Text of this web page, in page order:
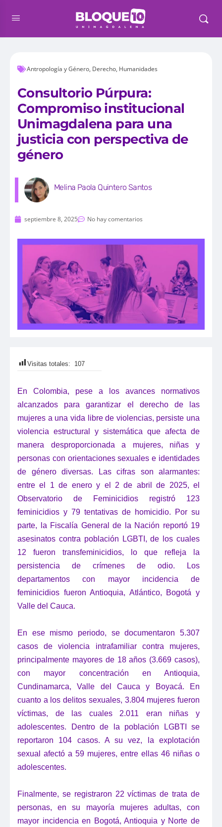
Antropología y Género, Derecho, Humanidades
Consultorio Púrpura:
Compromiso institucional
Unimagdalena para una
justicia con perspectiva de
género
Melina Paola Quintero Santos
septiembre 8, 2025 No hay comentarios
Visitas totales: 107
En Colombia, pese a los avances normativos
alcanzados para garantizar el derecho de las
mujeres a una vida libre de violencias, persiste una
violencia estructural y sistemática que afecta de
manera desproporcionadaa mujeres, niñas y
personas con orientaciones sexuales e identidades
de género diversas. Las cifras son alarmantes:
entre el 1 de enero y el 2 de abril de 2025, el
Observatorio de Feminicidios registró 123
feminicidios y 79 tentativas de homicidio. Por su
parte, la Fiscalía General de la Nación reportó 19
asesinatos contra población LGBTI, de los cuales
12 fueron transfeminicidios, lo que refleja la
persistencia de crímenes de odio. Los
departamentos con mayor incidencia de
feminicidios fueron Antioquia, Atlántico, Bogotá y
Valle del Cauca.
En ese mismo periodo, se documentaron 5.307
casos de violencia intrafamiliar contra mujeres,
principalmente mayores de 18 años (3.669 casos),
con mayor concentración en Antioquia,
Cundinamarca, Valle del Cauca y Boyacá.
En
cuanto a los delitos sexuales, 3.804 mujeres fueron
víctimas, de las cuales 2.011 eran niñas y
adolescentes. Dentro de la población LGBTI se
reportaron 104 casos. A su vez, la explotación
sexual afectó a 59 mujeres, entre ellas 46 niñas o
adolescentes.
Finalmente, se registraron 22 víctimas de trata de
personas, en su mayoría mujeres adultas, con
mayor incidencia en Bogotá, Antioquia y Norte de